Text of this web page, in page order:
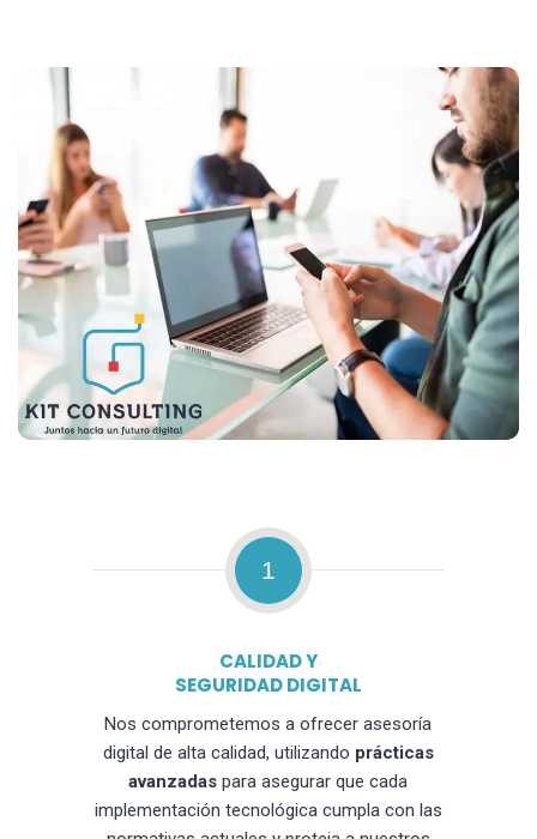
1
CALIDAD Y
SEGURIDAD DIGITAL
Nos comprometemos a ofrecer asesoría
digital de alta calidad, utilizando prácticas
avanzadas para asegurar que cada
implementación tecnológica cumpla con las